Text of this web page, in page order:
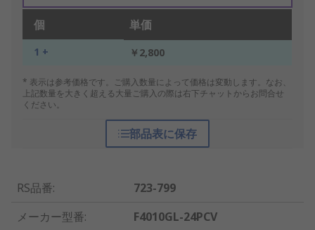
個 単価
1 + ￥2,800
* 表示は参考価格です。ご購入数量によって価格は変動します。なお、
上記数量を大きく超える大量ご購入の際は右下チャットからお問合せ
ください。
部品表に保存
RS品番:
723-799
メーカー型番:
F4010GL-24PCV